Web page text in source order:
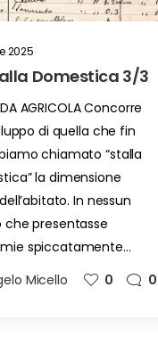
2025
Domestica 3/3
AGRICOLA Concorre
di quella che fin
chiamato “stalla
la dimensione
In nessun
che presentasse
spiccatamente…
Micello 0 0